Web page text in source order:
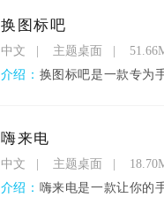
换图标吧
中文 主题桌面
介绍： 换图标吧是一款专为手机桌面美化打
嗨来电
中文 主题桌面
介绍： 嗨来电是一款让你的手机来电变得与